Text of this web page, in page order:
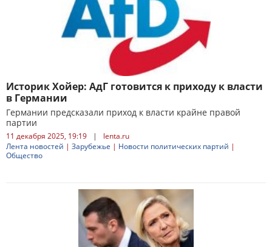
Историк Хойер: АдГ готовится к приходу к власти
в Германии
Германии предсказали приход к власти крайне правой
партии
11 декабря 2025, 19:19 |
lenta.ru
Лента новостей | Зарубежье | Новости политических партий |
Общество